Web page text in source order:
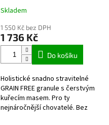
DUŠENÉ MASO V PÁŘE
Průměrné
produktu
je
hvězdiček.
Skladem
1 550 Kč bez DPH
1 736 Kč
Do košíku
Holistické snadno stravitelné
GRAIN FREE granule s čerstvým
kuřecím masem. Pro ty
nejnáročnější chovatelé. Bez